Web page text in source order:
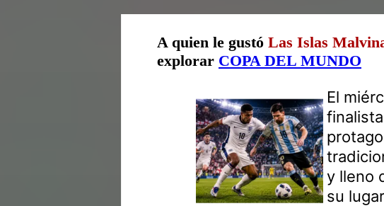
A quien le gustó Las Islas
explorar COPA DEL MUNDO
El
y lleno
su